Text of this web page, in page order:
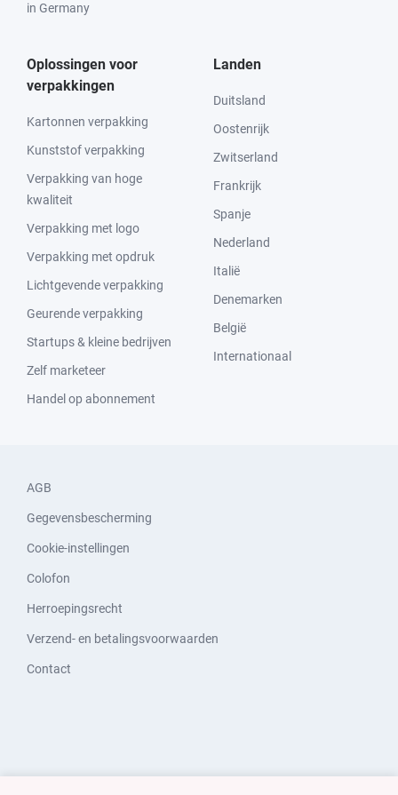
in Germany
Oplossingen voor
verpakkingen
Kartonnen verpakking
Kunststof verpakking
Verpakking van hoge
kwaliteit
Verpakking met logo
Verpakking met opdruk
Lichtgevende verpakking
Geurende verpakking
Startups & kleine bedrijven
Zelf marketeer
Handel op abonnement
Landen
Duitsland
Oostenrijk
Zwitserland
Frankrijk
Spanje
Nederland
Italië
Denemarken
België
Internationaal
AGB
Gegevensbescherming
Cookie-instellingen
Colofon
Herroepingsrecht
Verzend- en betalingsvoorwaarden
Contact